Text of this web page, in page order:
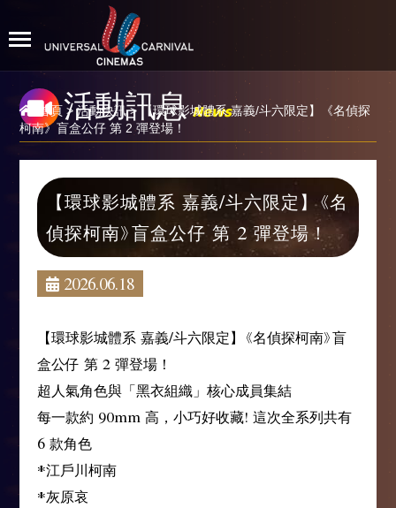
活動訊息News
首頁 >活動快訊> 【環球影城體系 嘉義/斗六限定】《名偵探
柯南》盲盒公仔 第 2 彈登場！
【環球影城體系 嘉義/斗六限定】《名
偵探柯南》盲盒公仔 第 2 彈登場！
2026.06.18
【環球影城體系 嘉義/斗六限定】《名偵探柯南》盲
盒公仔 第 2 彈登場！
超人氣角色與「黑衣組織」核心成員集結
每一款約 90mm 高，小巧好收藏! 這次全系列共有
6 款角色
*江戶川柯南
*灰原哀